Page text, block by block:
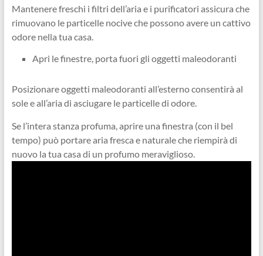
Mantenere freschi i filtri dell’aria e i purificatori assicura che
rimuovano le particelle nocive che possono avere un cattivo
odore nella tua casa.
Apri le finestre, porta fuori gli oggetti maleodoranti
Posizionare oggetti maleodoranti all’esterno consentirà al
sole e all’aria di asciugare le particelle di odore.
Se l’intera stanza profuma, aprire una finestra (con il bel
tempo) può portare aria fresca e naturale che riempirà di
nuovo la tua casa di un profumo meraviglioso.